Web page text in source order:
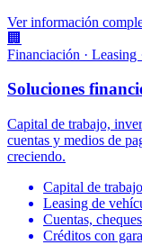
Ver información
🏢
Financiación · Leasing
Soluciones
Capital de trabajo,
cuentas y medios de
creciendo.
Capital de
Leasing de
Cuentas,
Créditos con